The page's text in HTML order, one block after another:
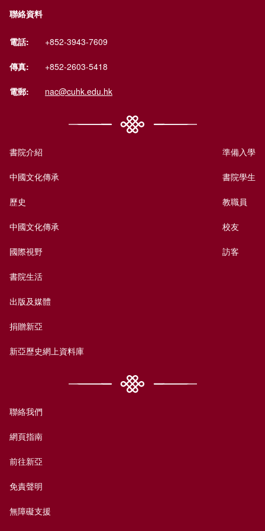
聯絡資料
電話: +852-3943-7609
傳真: +852-2603-5418
電郵: nac@cuhk.edu.hk
書院介紹
中國文化傳承
歷史
中國文化傳承
國際視野
書院生活
出版及媒體
捐贈新亞
新亞歷史網上資料庫
準備入學
書院學生
教職員
校友
訪客
聯絡我們
網頁指南
前往新亞
免責聲明
無障礙支援